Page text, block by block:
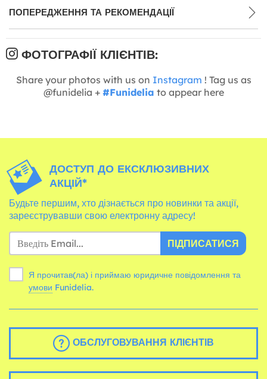
ПОПЕРЕДЖЕННЯ ТА РЕКОМЕНДАЦІЇ
ФОТОГРАФІЇ КЛІЄНТІВ:
Share your photos with us on Instagram ! Tag us as
@funidelia + #Funidelia to appear here
ДОСТУП ДО ЕКСКЛЮЗИВНИХ
АКЦІЙ*
Будьте першим, хто дізнається про новинки та акції,
зареєструвавши свою електронну адресу!
ПІДПИСАТИСЯ
Я прочитав(ла) і приймаю юридичне повідомлення та
умови Funidelia.
ОБСЛУГОВУВАННЯ КЛІЄНТІВ